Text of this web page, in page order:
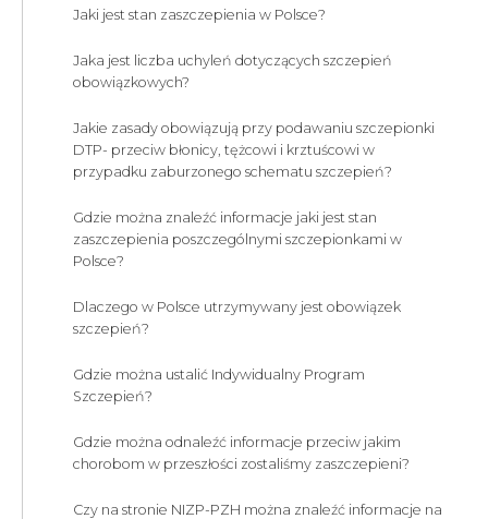
Jaki jest stan zaszczepienia w Polsce?
Jaka jest liczba uchyleń dotyczących szczepień
obowiązkowych?
Jakie zasady obowiązują przy podawaniu szczepionki
DTP- przeciw błonicy, tężcowi i krztuścowi w
przypadku zaburzonego schematu szczepień?
Gdzie można znaleźć informacje jaki jest stan
zaszczepienia poszczególnymi szczepionkami w
Polsce?
Dlaczego w Polsce utrzymywany jest obowiązek
szczepień?
Gdzie można ustalić Indywidualny Program
Szczepień?
Gdzie można odnaleźć informacje przeciw jakim
chorobom w przeszłości zostaliśmy zaszczepieni?
Czy na stronie NIZP-PZH można znaleźć informacje na